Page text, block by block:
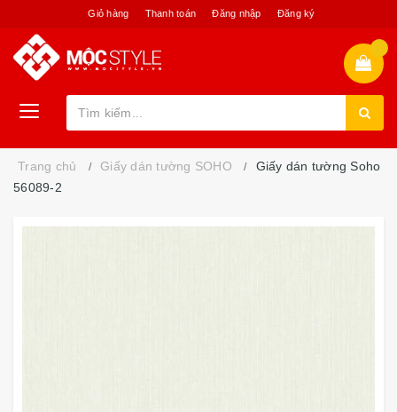
Giỏ hàng Thanh toán Đăng nhập Đăng ký
Trang chủ Giấy dán tường SOHO
Giấy dán tường Soho
56089-2